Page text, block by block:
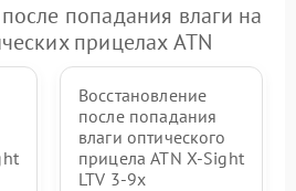
попадания влаги на
прицелах ATN
Восстановление
после попадания
влаги оптического
прицела ATN X-Sight
LTV 3-9x